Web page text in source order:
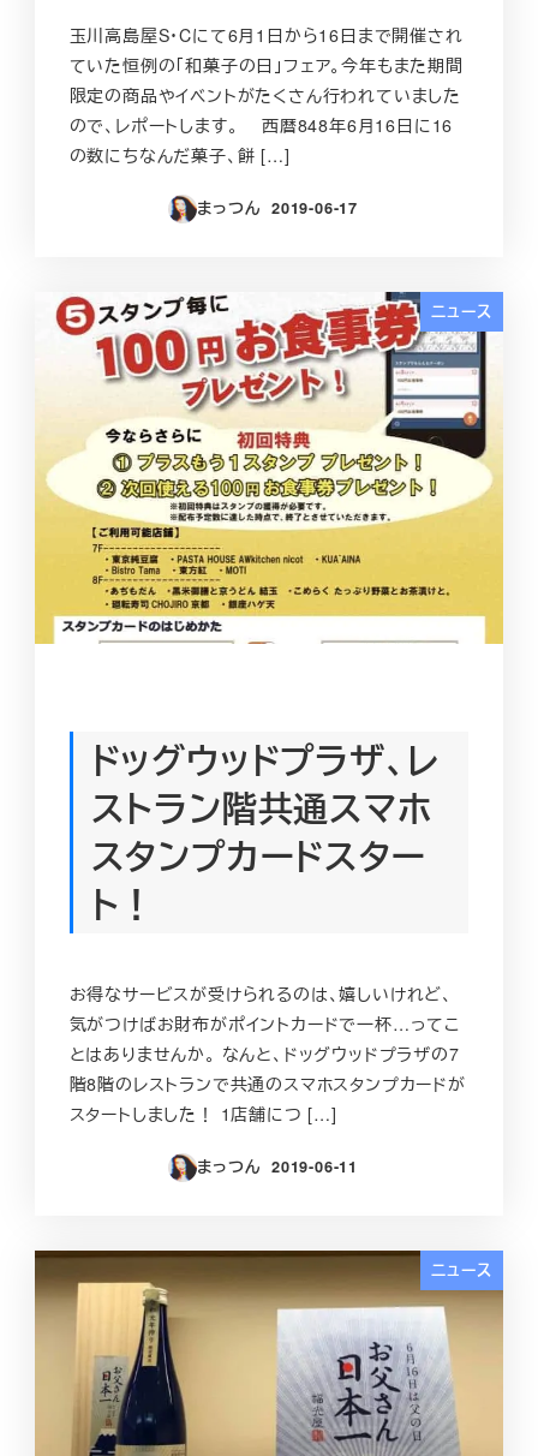
玉川高島屋S・Cにて6月1日から16日まで開催され
ていた恒例の「和菓子の日」フェア。今年もまた期間
限定の商品やイベントがたくさん行われていました
ので、レポートします。 西暦848年6月16日に16
の数にちなんだ菓子、餅 […]
まっつん
投稿日
2019-06-17
ニュース
ドッグウッドプラザ、レ
ストラン階共通スマホ
スタンプカードスター
ト！
お得なサービスが受けられるのは、嬉しいけれど、
気がつけばお財布がポイントカードで一杯…ってこ
とはありませんか。 なんと、ドッグウッドプラザの7
階8階のレストランで共通のスマホスタンプカードが
スタートしました！ 1店舗につ […]
まっつん
投稿日
2019-06-11
ニュース